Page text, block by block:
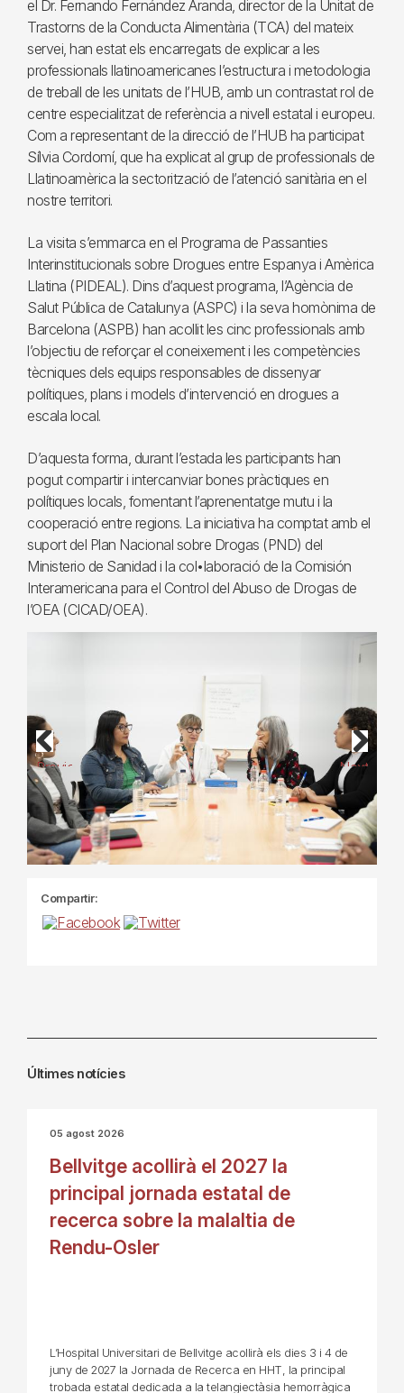
el Dr. Fernando Fernández Aranda, director de la Unitat de
Trastorns de la Conducta Alimentària (TCA) del mateix
servei, han estat els encarregats de explicar a les
professionals llatinoamericanes l’estructura i metodologia
de treball de les unitats de l’HUB, amb un contrastat rol de
centre especialitzat de referència a nivell estatal i europeu.
Com a representant de la direcció de l’HUB ha participat
Sílvia Cordomí, que ha explicat al grup de professionals de
Llatinoamèrica la sectorització de l’atenció sanitària en el
nostre territori.
La visita s’emmarca en el Programa de Passanties
Interinstitucionals sobre Drogues entre Espanya i Amèrica
Llatina (PIDEAL). Dins d’aquest programa, l’Agència de
Salut Pública de Catalunya (ASPC) i la seva homònima de
Barcelona (ASPB) han acollit les cinc professionals amb
l’objectiu de reforçar el coneixement i les competències
tècniques dels equips responsables de dissenyar
polítiques, plans i models d’intervenció en drogues a
escala local.
D’aquesta forma, durant l’estada les participants han
pogut compartir i intercanviar bones pràctiques en
polítiques locals, fomentant l’aprenentatge mutu i la
cooperació entre regions. La iniciativa ha comptat amb el
suport del Plan Nacional sobre Drogas (PND) del
Ministerio de Sanidad i la col•laboració de la Comisión
Interamericana para el Control del Abuso de Drogas de
l’OEA (CICAD/OEA).
Previous Next
Compartir:
Últimes notícies
05 agost 2026
Bellvitge acollirà el 2027 la
principal jornada estatal de
recerca sobre la malaltia de
Rendu-Osler
L’Hospital Universitari de Bellvitge acollirà els dies 3 i 4 de
juny de 2027 la Jornada de Recerca en HHT, la principal
trobada estatal dedicada a la telangiectàsia hemorràgica